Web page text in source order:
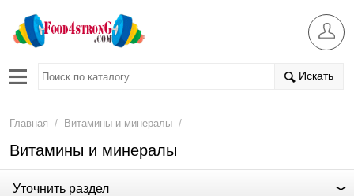
Искать
Главная / Витамины и минералы /
Витамины и минералы
Уточнить раздел